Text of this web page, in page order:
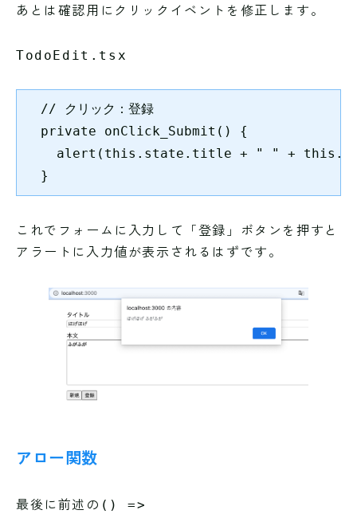
あとは確認用にクリックイベントを修正します。
TodoEdit.tsx
  // クリック：登録
  private onClick_Submit() {
alert(this.state.title + " " +
  }
これでフォームに入力して「登録」ボタンを押すと
アラートに入力値が表示されるはずです。
アロー関数
最後に前述の () =>